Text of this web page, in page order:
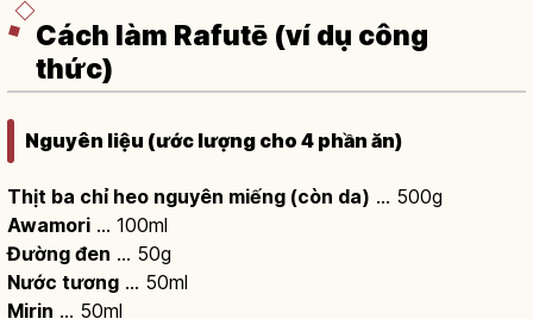
Cách làm Rafutē (ví dụ công
thức)
Nguyên liệu (ước lượng cho 4 phần ăn)
Thịt ba chỉ heo nguyên miếng (còn da) … 500g
Awamori … 100ml
Đường đen … 50g
Nước tương … 50ml
Mirin … 50ml